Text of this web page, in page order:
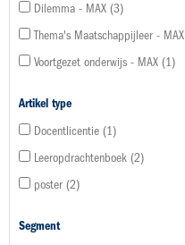
Dilemma - MAX 3
Thema's Maatschappijleer - MAX
Voortgezet onderwijs - MAX 1
Artikel type
Docentlicentie 1
Leeropdrachtenboek 2
poster 2
Segment